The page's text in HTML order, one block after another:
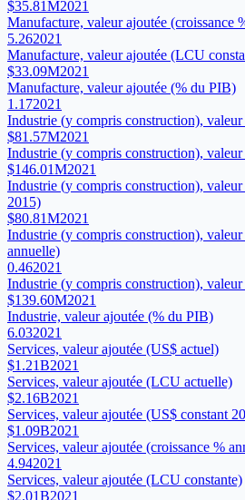
$35.81M2021
Manufacture, valeur ajoutée (croissance
5.262021
Manufacture, valeur ajoutée (LCU
$33.09M2021
Manufacture, valeur ajoutée (% du PIB)
1.172021
Industrie (y compris construction),
$81.57M2021
Industrie (y compris construction),
$146.01M2021
Industrie (y compris construction),
2015)
$80.81M2021
Industrie (y compris construction), valeur
annuelle)
0.462021
Industrie (y compris construction),
$139.60M2021
Industrie, valeur ajoutée (% du PIB)
6.032021
Services, valeur ajoutée (US$ actuel)
$1.21B2021
Services, valeur ajoutée (LCU actuelle)
$2.16B2021
Services, valeur ajoutée (US$ constant
$1.09B2021
Services, valeur ajoutée (croissance %
4.942021
Services, valeur ajoutée (LCU constante)
$2.01B2021